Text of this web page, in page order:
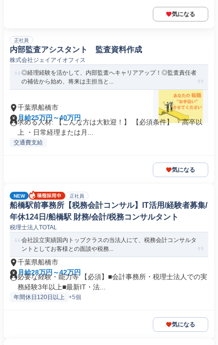
気になる
正社員
内部監査アシスタント 監査資料作成
株式会社ジェイアイオフィス
◎経理経験を活かして、内部監査へキャリアアップ！◎監査責任者
の補佐から始め、将来は主担当と...
千葉県船橋市
月給25万円～40万円
求める人材: 【こんな方は大歓迎！】 【必須条件】 ・高卒以
上 ・日常経理または月...
交通費支給
気になる
NEW 正社員
船橋駅前事務所【税務会計コンサル】IT活用/経験者募集/
年休124日/船橋駅 財務/会計/税務コンサルタント
税理士法人TOTAL
会社設立実績国内トップクラスの当法人にて、税務会計コンサルタ
ントとしてお客様との面談や税務...
千葉県船橋市
月給28万円～42万円
必要な経験・能力等 【必須】■会計事務所・税理士法人での実
務経験3年以上■最新IT・法...
年間休日120日以上 +5個
気になる